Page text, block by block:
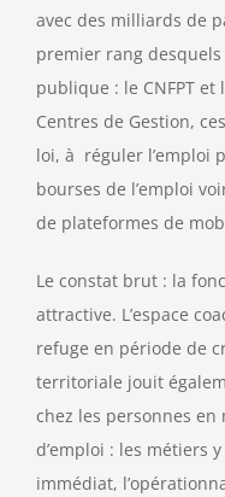
avec des milliards de
premier rang
publique : le CNFPT
Centres de Gestion,
loi, à réguler l’emploi
bourses de l’emploi
de plateformes de
Le constat brut : la
attractive. L’espace
refuge en période de
territoriale jouit
chez les personnes
d’emploi : les métiers
immédiat,